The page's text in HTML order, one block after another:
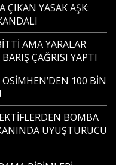
ÇIKAN YASAK AŞK:
AMA YARALAR
ÇAĞRISI YAPTI
100 BİN
BOMBA
UYUŞTURUCU